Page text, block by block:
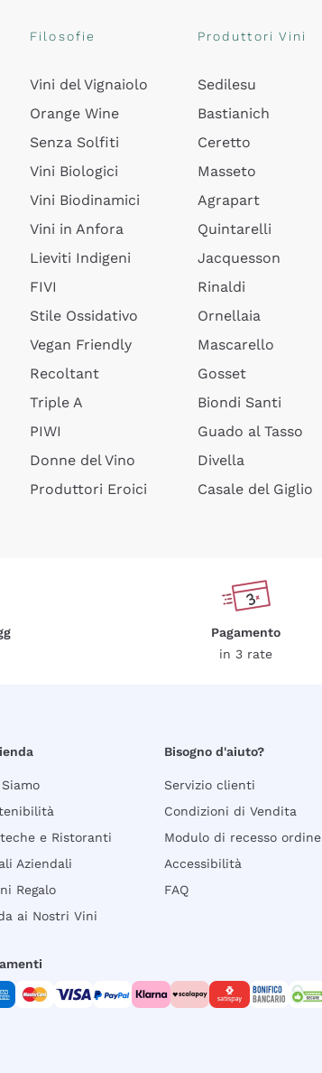
Filosofie
Vini del Vignaiolo
Orange Wine
Senza Solfiti
Vini Biologici
Vini Biodinamici
Vini in Anfora
Lieviti Indigeni
FIVI
Stile Ossidativo
Vegan Friendly
Recoltant
Triple A
PIWI
Donne del Vino
Produttori Eroici
Produttori Vini
Sedilesu
Bastianich
Ceretto
Masseto
Agrapart
Quintarelli
Jacquesson
Rinaldi
Ornellaia
Mascarello
Gosset
Biondi Santi
Guado al Tasso
Divella
Casale del Giglio
Pagamento
in 3 rate
e Ristoranti
Aziendali
Regalo
ai Nostri Vini
Bisogno d'aiuto?
Servizio clienti
Condizioni di Vendita
Modulo di recesso ordine
Accessibilità
FAQ